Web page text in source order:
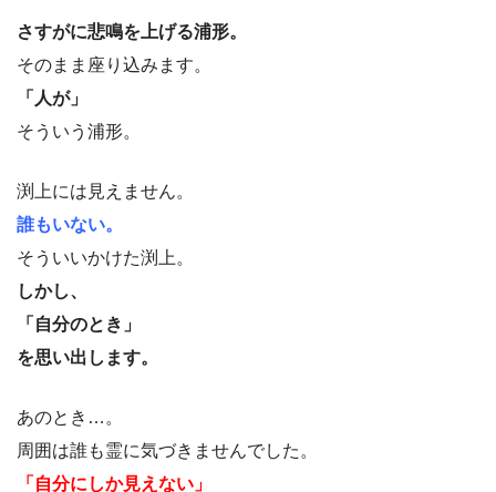
さすがに悲鳴を上げる浦形。
そのまま座り込みます。
「人が」
そういう浦形。
渕上には見えません。
誰もいない。
そういいかけた渕上。
しかし、
「自分のとき」
を思い出します。
あのとき…。
周囲は誰も霊に気づきませんでした。
「自分にしか見えない」